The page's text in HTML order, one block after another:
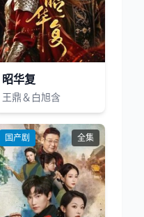
昭华复
王鼎＆白旭含
国产剧 全集